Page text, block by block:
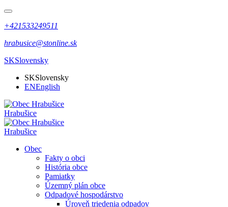
+421533249511
hrabusice@stonline.sk
SKSlovensky
SKSlovensky
ENEnglish
Hrabušice
Hrabušice
Obec
Fakty o obci
História obce
Pamiatky
Územný plán obce
Odpadové hospodárstvo
Úroveň triedenia odpadov